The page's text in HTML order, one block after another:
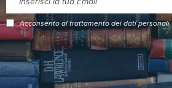
Acconsento al trattamento dei dati personali.